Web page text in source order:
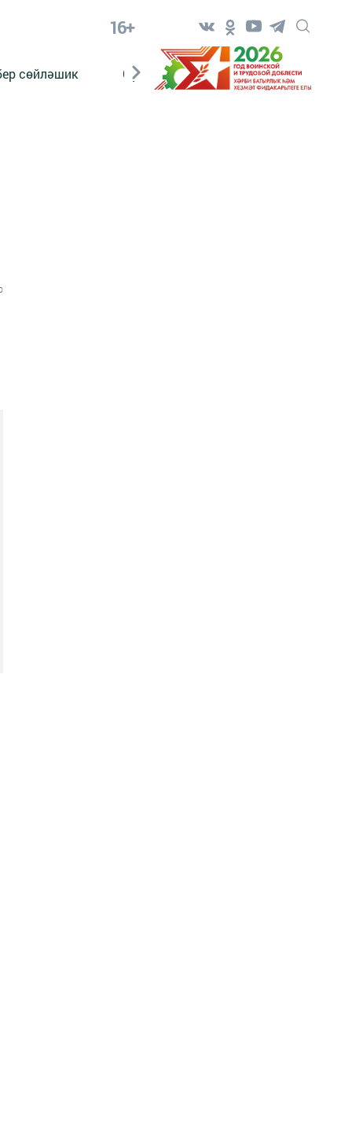
16+
сөйләшик Сүз тарихы Яшь хәбәрче